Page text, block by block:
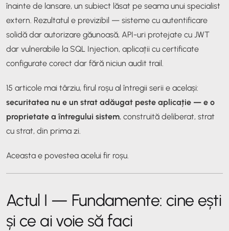
înainte de lansare, un subiect lăsat pe seama unui specialist
extern. Rezultatul e previzibil — sisteme cu autentificare
solidă dar autorizare găunoasă, API-uri protejate cu JWT
dar vulnerabile la SQL Injection, aplicații cu certificate
configurate corect dar fără niciun audit trail.
15 articole mai târziu, firul roșu al întregii serii e același:
securitatea nu e un strat adăugat peste aplicație — e o
proprietate a întregului sistem, construită deliberat, strat
cu strat, din prima zi.
Aceasta e povestea acelui fir roșu.
Actul I — Fundamente: cine ești
și ce ai voie să faci